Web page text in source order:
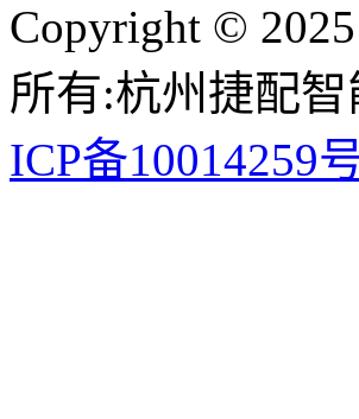
Copyright ©
所有:杭州捷配
ICP备10014259